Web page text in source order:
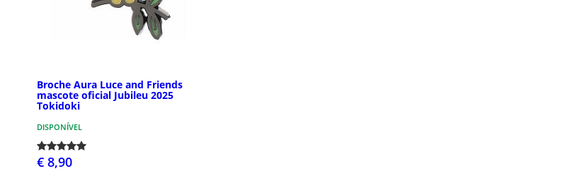
Broche Aura Luce and Friends
mascote oficial Jubileu 2025
Tokidoki
DISPONÍVEL
€ 8,90